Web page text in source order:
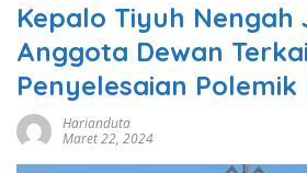
Kepalo Tiyuh Nengah
Anggota Dewan
Penyelesaian Polemik
Harianduta
Maret 22, 2024